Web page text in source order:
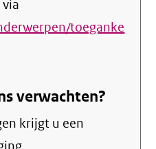
toeganke
verwachten?
krijgt u een